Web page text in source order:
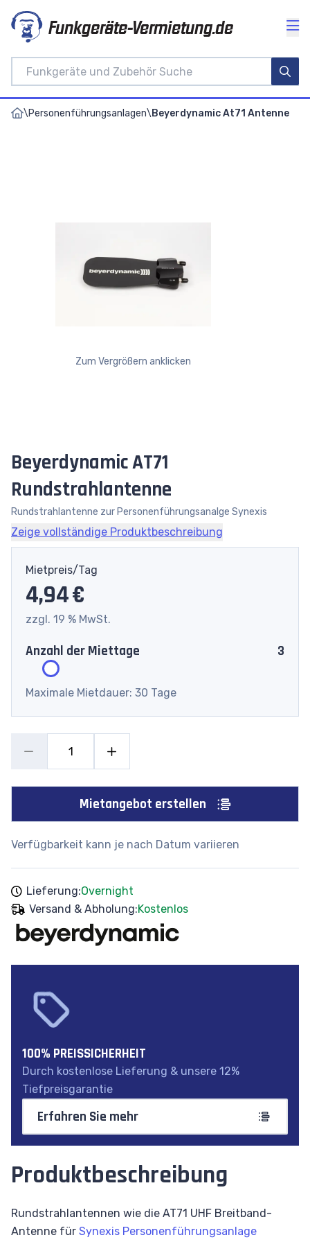
Funkgeräte-Vermietung.de
\Personenführungsanlagen\ Beyerdynamic At71 Antenne
Zum Vergrößern anklicken
Beyerdynamic AT71
Rundstrahlantenne
Rundstrahlantenne zur Personenführungsanalge Synexis
Zeige vollständige Produktbeschreibung
Mietpreis/Tag
4,94 €
zzgl. 19 % MwSt.
Anzahl der Miettage 3
Maximale Mietdauer: 30 Tage
Mietangebot erstellen
Verfügbarkeit kann je nach Datum variieren
Lieferung:Overnight
Versand & Abholung:Kostenlos
100% PREISSICHERHEIT
Durch kostenlose Lieferung & unsere 12%
Tiefpreisgarantie
Erfahren Sie mehr
Produktbeschreibung
Rundstrahlantennen wie die AT71 UHF Breitband-
Antenne für Synexis Personenführungsanlage